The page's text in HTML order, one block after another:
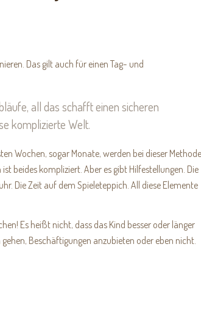
Das gilt auch für einen Tag- und
all das schafft einen sicheren
komplizierte Welt.
Wochen, sogar Monate, werden bei dieser Methode
beides kompliziert. Aber es gibt Hilfestellungen. Die
Die Zeit auf dem Spieleteppich. All diese Elemente
Es heißt nicht, dass das Kind besser oder länger
Beschäftigungen anzubieten oder eben nicht.